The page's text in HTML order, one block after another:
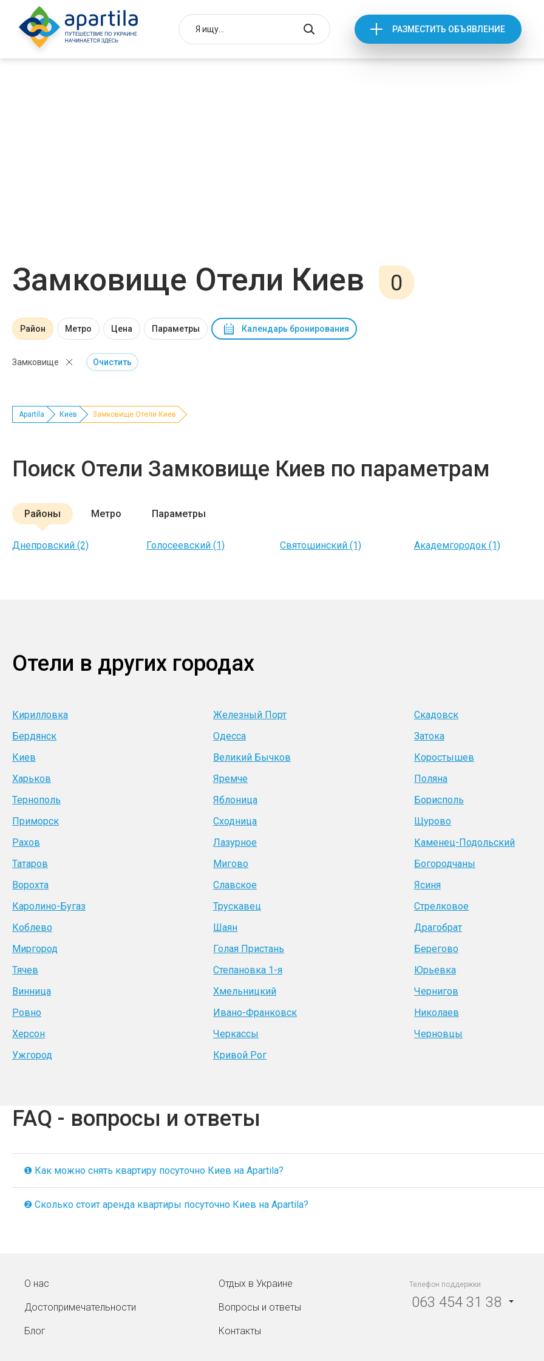
РАЗМЕСТИТЬ ОБЪЯВЛЕНИЕ
Замковище Отели Киев 0
Район Метро Цена Параметры Календарь бронирования
Замковище Очистить
Apartila Киев Замковище Отели Киев
Поиск Отели Замковище Киев по параметрам
Районы Метро Параметры
Днепровский (2) Голосеевский (1) Святошинский (1) Академгородок (1)
Отели в других городах
Кирилловка Железный Порт Скадовск
Бердянск
Одесса Затока
Киев
Великий Бычков Коростышев
Харьков
Яремче Поляна
Тернополь
Яблоница Борисполь
Приморск
Сходница Щурово
Рахов
Лазурное Каменец-Подольский
Татаров
Мигово Богородчаны
Ворохта
Славское Ясиня
Каролино-Бугаз
Трускавец Стрелковое
Коблево
Шаян Драгобрат
Миргород
Голая Пристань Берегово
Тячев
Степановка 1-я Юрьевка
Винница
Хмельницкий Чернигов
Ровно
Ивано-Франковск Николаев
Херсон
Черкассы Черновцы
Ужгород
Кривой Рог
FAQ - вопросы и ответы
❶ Как можно снять квартиру посуточно Киев на Apartila?
❷ Сколько стоит аренда квартиры посуточно Киев на Apartila?
О нас
Достопримечательности
Блог
Отдых в Украине
Вопросы и ответы
Контакты
Телефон поддержки
063 454 31 38